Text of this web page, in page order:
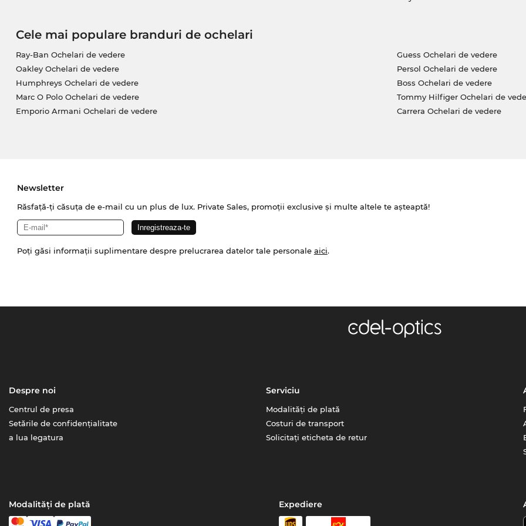
Cele mai populare branduri de ochelari
Ray-Ban Ochelari de vedere
Oakley Ochelari de vedere
Humphreys Ochelari de vedere
Marc O Polo Ochelari de vedere
Emporio Armani Ochelari de vedere
Guess Ochelari de vedere
Persol Ochelari de vedere
Boss Ochelari de vedere
Tommy Hilfiger Ochelari de
Carrera Ochelari de vedere
Newsletter
Răsfață-ți căsuța de e-mail cu un plus de lux. Private Sales, promoții exclusive și multe altele te așteaptă!
Poți găsi informații suplimentare despre prelucrarea datelor tale personale aici.
Despre noi
Centrul de presa
Setările de confidențialitate
a lua legatura
Serviciu
Modalități de plată
Costuri de transport
Solicitați eticheta de retur
Modalități de plată Expediere